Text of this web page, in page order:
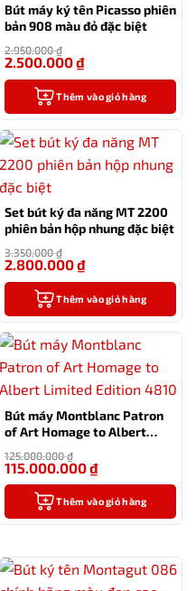
Bút máy ký tên Picasso phiên
bản 908 màu đỏ đặc biệt
2.950.000₫
2.500.000₫
Thêm vào giỏ hàng
Set bút ký đa năng MT 2200
phiên bản hộp nhung đặc biệt
3.350.000₫
2.800.000₫
Thêm vào giỏ hàng
Bút máy Montblanc Patron
of Art Homage to Albert
125.000.000₫
115.000.000₫
Thêm vào giỏ hàng